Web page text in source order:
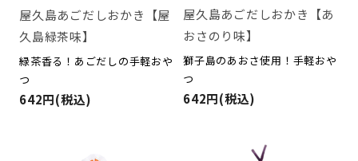
屋久島あごだしおかき【屋
久島緑茶味】
緑茶香る！あごだしの手軽おや
つ
642円(税込)
屋久島あごだしおかき【あ
おさのり味】
獅子島のあおさ使用！手軽おや
つ
642円(税込)